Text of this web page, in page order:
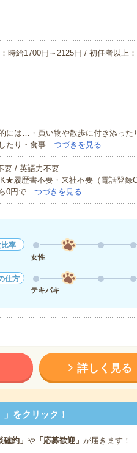
時給1700円～2125円 / 初任者以上
には…・買い物や散歩に付き添った
たり・食事…つづきを見る
要 / 英語力不要
履歴書不要・来社不要（電話登録
0円で…つづきを見る
比率
女性
仕方
テキパキ
詳しく見る
をクリック！
確約」 や「応募歓迎」 が届きます！